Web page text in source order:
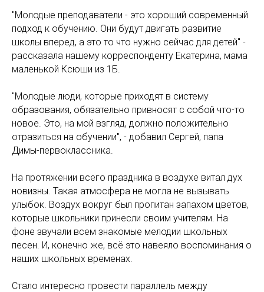
"Молодые преподаватели - это хороший современный
подход к обучению. Они будут двигать развитие
школы вперед, а это то что нужно сейчас для детей" -
рассказала нашему корреспонденту Екатерина, мама
маленькой Ксюши из 1Б.
"Молодые люди, которые приходят в систему
образования, обязательно привносят с собой что-то
новое. Это, на мой взгляд, должно положительно
отразиться на обучении", - добавил Сергей, папа
Димы-первоклассника.
На протяжении всего праздника в воздухе витал дух
новизны. Такая атмосфера не могла не вызывать
улыбок. Воздух вокруг был пропитан запахом цветов,
которые школьники принесли своим учителям. На
фоне звучали всем знакомые мелодии школьных
песен. И, конечно же, всё это навеяло воспоминания о
наших школьных временах.
Стало интересно провести параллель между